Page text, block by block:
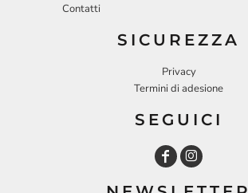
Contatti
SICUREZZA
Privacy
Termini di adesione
SEGUICI